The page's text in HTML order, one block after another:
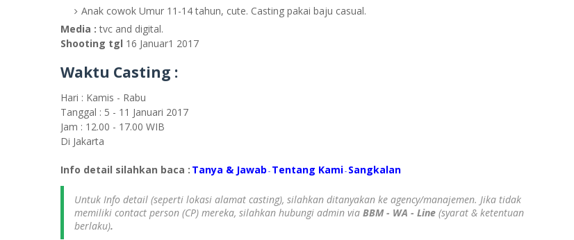
Anak cowok Umur 11-14 tahun, cute. Casting pakai baju casual.
Media :tvc and digital.
Shooting tgl 16 Januar1 2017
Waktu Casting :
Hari : Kamis - Rabu
Tanggal : 5 - 11 Januari 2017
Jam : 12.00 - 17.00 WIB
Di Jakarta
Info detail silahkan baca : Tanya & Jawab - Tentang Kami - Sangkalan
Untuk Info detail (seperti lokasi alamat casting), silahkan ditanyakan ke agency/manajemen. Jika tidak
memiliki contact person (CP) mereka, silahkan hubungi admin via BBM - WA - Line (syarat & ketentuan
berlaku).